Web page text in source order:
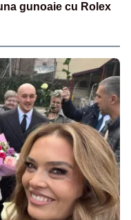
gunoaie cu Rolex